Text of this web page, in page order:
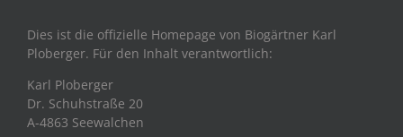
Dies ist die offizielle Homepage von Biogärtner Karl
Ploberger. Für den Inhalt verantwortlich:
Karl Ploberger
Dr. Schuhstraße 20
A-4863 Seewalchen